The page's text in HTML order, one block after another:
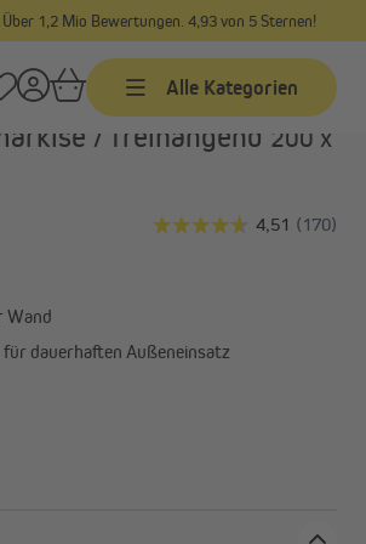
Über 1,2 Mio Bewertungen. 4,93 von 5 Sternen!
Alle Kategorien
nach Maß
Art.-Nr.: 1000016057
/ freihängend 200 x
Wand
dauerhaften Außeneinsatz